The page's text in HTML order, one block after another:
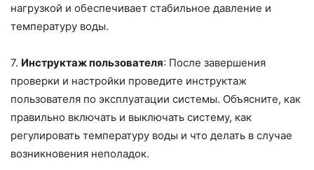
нагрузкой и обеспечивает стабильное давление и
температуру воды.
7. Инструктаж пользователя: После завершения
проверки и настройки проведите инструктаж
пользователя по эксплуатации системы. Объясните, как
правильно включать и выключать систему, как
регулировать температуру воды и что делать в случае
возникновения неполадок.